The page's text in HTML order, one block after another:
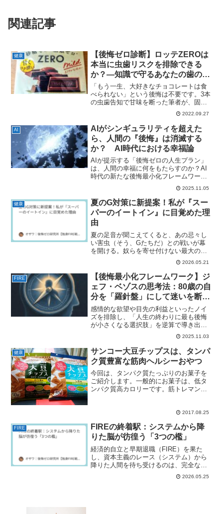
関連記事
健康
【後悔ゼロ診断】ロッテZEROは
本当に虫歯リスクを排除できる
か？—知識で守るあなたの歯の健
康資産
「もう一生、大好きなチョコレートは食
べられない」という後悔は不要です。3本
の虫歯告知で甘味を断った筆者が、固形
の甘味への欲求を我慢せず、知識で満た
す方法を追求しました。長年の販売実績
を持つロッテZEROチョコレートは、本
当に虫歯リスクを抑えられるのか？この
記事では、その裏側にある「糖類ゼロ」
の真実を論理的に監査し、不安というノ
イズを排除した、後悔ゼロのシンプルな
活用法を解説します。
2022.09.27
AI
AIがシンギュラリティを超えた
ら、人間の『後悔』は消滅する
か？ AI時代における幸福論
AIが提示する「後悔ゼロの人生プラン」
は、人間の幸福に何をもたらすのか？AI
時代の新たな後悔最小化フレームワーク
2025.11.05
健康
夏のG対策に新提案！私が『スー
パーのイートイン』に目覚めた理
由
夏の足音が聞こえてくると、あの忌々し
い害虫（そう、Gたちだ）との戦いが幕
を開ける。奴らを寄せ付けない最大の秘
策は「家に生ごみを持ち込まないこ
と」。ならば外食すればいい。しかし、
毎日外食ばかりだと今度は「塩分」が牙
をむく。高血圧は静かに、だが...
2026.05.21
FIRE
【後悔最小化フレームワーク】ジ
ェフ・ベゾスの思考法：80歳の自
分を「羅針盤」にして迷いを断つ
たった一つの質問
感情的な欲望や目先の利益といったノイ
ズを排除し、「人生の終わりに最も後悔
が小さくなる選択肢」を逆算で導き出す
論理的な思考ツール。Amazon創業者ジェ
フ・ベゾスも利用したこの守備戦略は、
「行動しない後悔」という最大の損失を
回避し、あなたの人生指針を明確に定め
ます。
2025.11.03
健康
サンコー大豆チップスは、タンパ
ク質豊富な筋肉ヘルシーおやつ
今回は、タンパク質たっぷりのお菓子を
ご紹介します。一般的にお菓子は、低タ
ンパク質高カロリーです。筋トレマンに
私も例外ではありません。増量中ならま
だしも、減量中となると、...
2017.08.25
FIRE
FIREの終着駅：システムから降
りた脳が彷徨う「3つの檻」
経済的自立と早期退職（FIRE）を果た
し、資本主義のレース（システム）から
降りた人間を待ち受けるのは、完全な自
由ではない。むしろ、過剰に進化した
「意識」というバグとの、生々しい対峙
2026.05.25